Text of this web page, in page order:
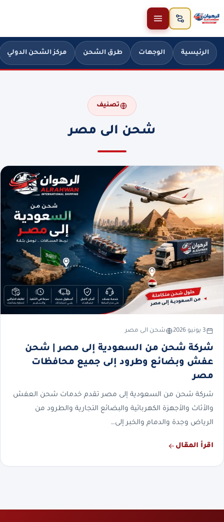
تخطَّ إلى المحتوى
الرئيسية الوجهات طرق الشحن مركز الشحن الدولي
تصنيف
شحن الى مصر
3 يونيو 2026 شحن الى مصر
شركة شحن من السعودية إلى مصر | شحن
عفش وبضائع وطرود إلى جميع محافظات
مصر
شركة شحن من السعودية إلى مصر تقدم خدمات شحن العفش
والأثاث والأجهزة الكهربائية والبضائع التجارية والطرود من
الرياض وجدة والدمام والخبر إلى…
اقرأ المقال